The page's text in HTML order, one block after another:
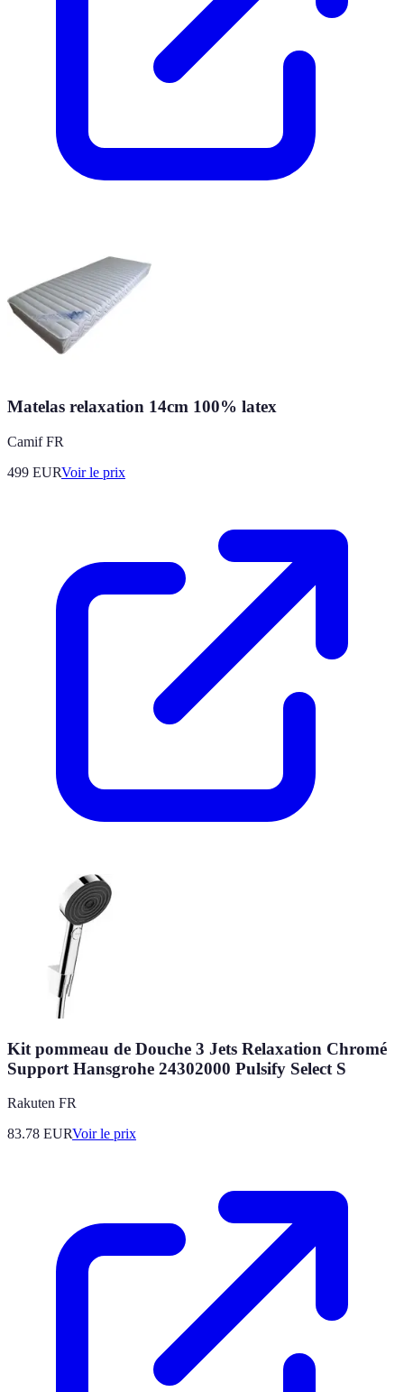
Matelas relaxation 14cm 100% latex
Camif FR
499 EURVoir le prix
Kit pommeau de Douche 3 Jets Relaxation Chromé
Support Hansgrohe 24302000 Pulsify Select S
Rakuten FR
83.78 EURVoir le prix